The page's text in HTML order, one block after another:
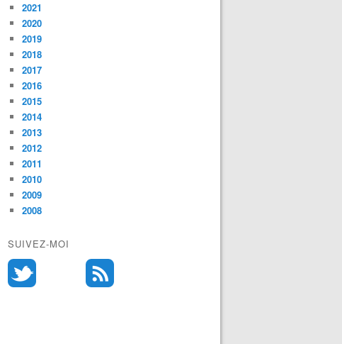
2021
2020
2019
2018
2017
2016
2015
2014
2013
2012
2011
2010
2009
2008
SUIVEZ-MOI